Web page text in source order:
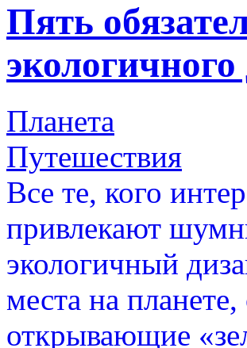
Пять
Планета
Путешествия
Все те, кого
привлекают
экологичный
места на
открывающие